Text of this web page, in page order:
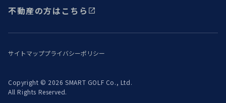
不動産の方はこちら
サイトマッププライバシーポリシー
Copyright © 2026 SMART GOLF Co., Ltd.
All Rights Reserved.